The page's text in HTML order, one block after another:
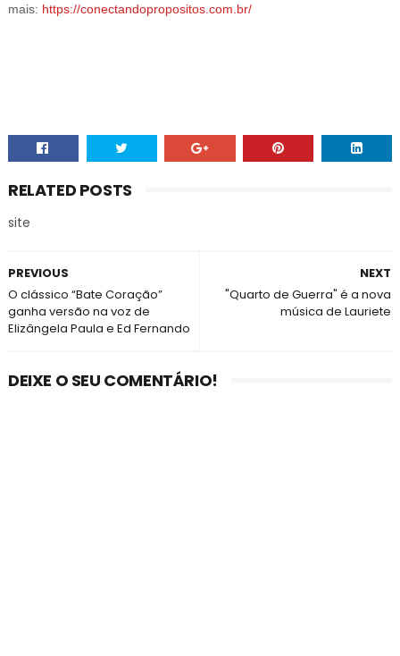
mais: https://conectandopropositos.com.br/
RELATED POSTS
site
NEXT
"Quarto de Guerra" é a nova
música de Lauriete
PREVIOUS
O clássico “Bate Coração”
ganha versão na voz de
Elizângela Paula e Ed Fernando
DEIXE O SEU COMENTÁRIO!